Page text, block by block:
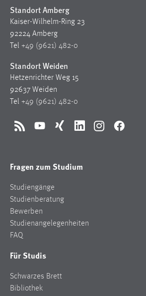
Standort Amberg
Kaiser-Wilhelm-Ring 23
92224 Amberg
Tel +49 (9621) 482-0
Standort Weiden
Hetzenrichter Weg 15
92637 Weiden
Tel +49 (9621) 482-0
RSS YouTubeXing LinkedInInstagramFacebook
Fragen zum Studium
Studiengänge
Studienberatung
Bewerben
Studienangelegenheiten
FAQ
Für Studis
Schwarzes Brett
Bibliothek